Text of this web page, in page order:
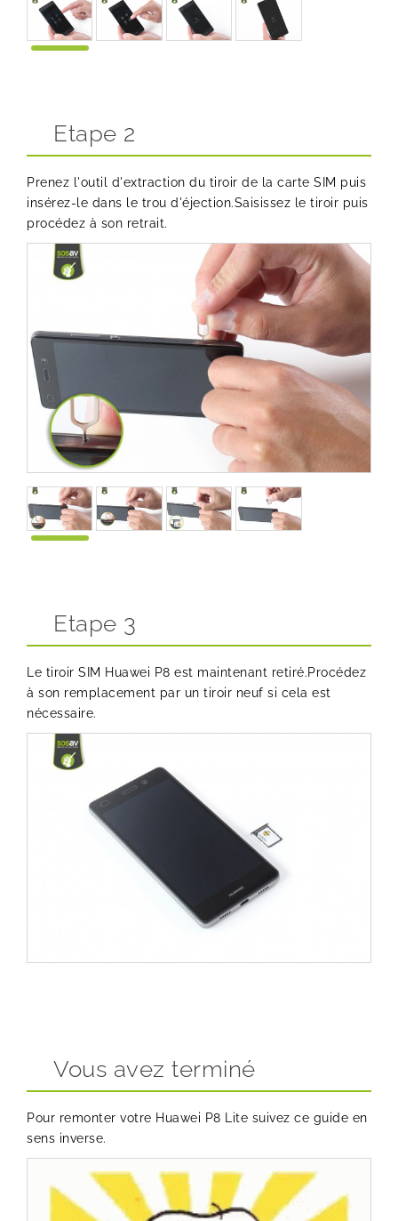
Etape 2
Prenez l'outil d'extraction du tiroir de la carte SIM puis
insérez-le dans le trou d'éjection.Saisissez le tiroir puis
procédez à son retrait.
Etape 3
Le tiroir SIM Huawei P8 est maintenant retiré.Procédez
à son remplacement par un tiroir neuf si cela est
nécessaire.
Vous avez terminé
Pour remonter votre Huawei P8 Lite suivez ce guide en
sens inverse.